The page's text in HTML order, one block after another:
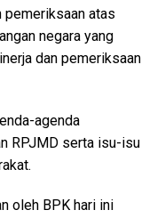
pemeriksaan atas
negara yang
dan pemeriksaan
agenda
RPJMD serta isu-isu
oleh BPK hari ini